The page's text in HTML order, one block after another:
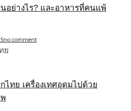
อย่างไร? และอาหารที่คนแพ้
no comment
ไทย เครื่องเทศอุดมไปด้วย